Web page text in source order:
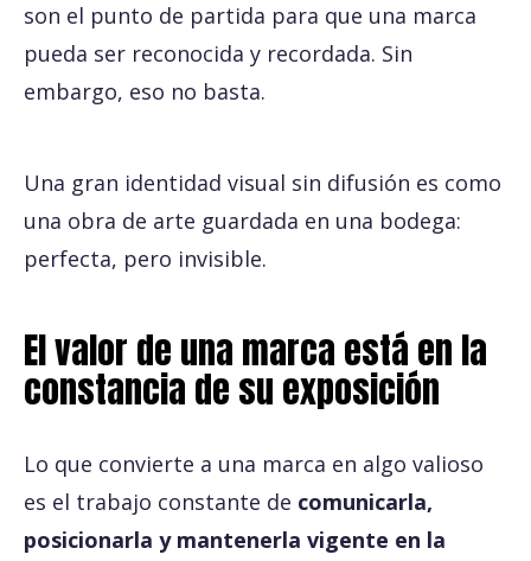
son el punto de partida para que una marca
pueda ser reconocida y recordada. Sin
embargo, eso no basta.
Una gran identidad visual sin difusión es como
una obra de arte guardada en una bodega:
perfecta, pero invisible.
El valor de una marca está en la
constancia de su exposición
Lo que convierte a una marca en algo valioso
es el trabajo constante de comunicarla,
posicionarla y mantenerla vigente en la